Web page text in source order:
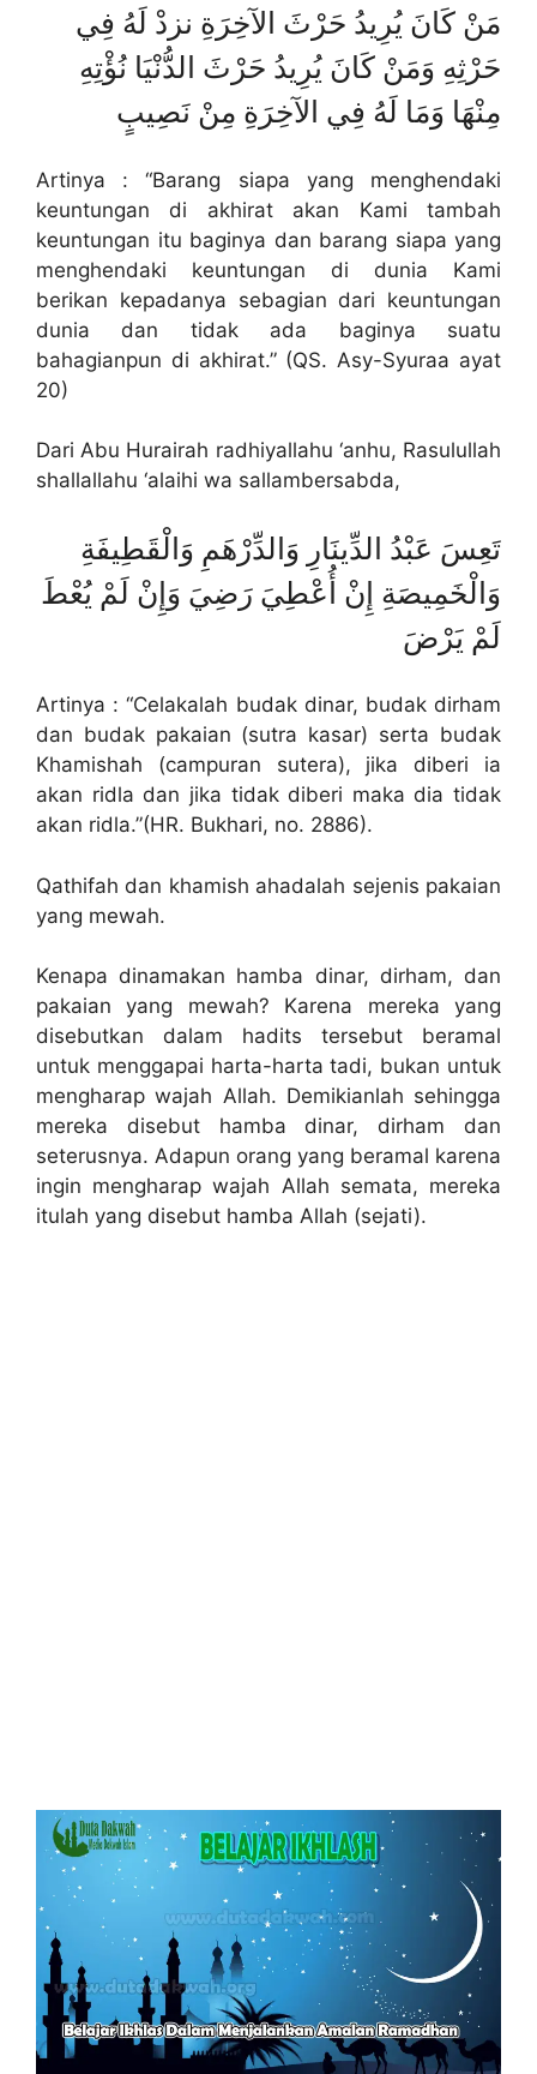
مَنْ كَانَ يُرِيدُ حَرْثَ الآخِرَةِ نزدْ لَهُ فِي
حَرْثِهِ وَمَنْ كَانَ يُرِيدُ حَرْثَ الدُّنْيَا نُؤْتِهِ
مِنْهَا وَمَا لَهُ فِي الآخِرَةِ مِنْ نَصِيبٍ
Artinya : “Barang siapa yang menghendaki
keuntungan di akhirat akan Kami tambah
keuntungan itu baginya dan barang siapa yang
menghendaki keuntungan di dunia Kami
berikan kepadanya sebagian dari keuntungan
dunia dan tidak ada baginya suatu
bahagianpun di akhirat.” (QS. Asy-Syuraa ayat
20)
Dari Abu Hurairah radhiyallahu ‘anhu, Rasulullah
shallallahu ‘alaihi wa sallambersabda,
تَعِسَ عَبْدُ الدِّينَارِ وَالدِّرْهَمِ وَالْقَطِيفَةِ
وَالْخَمِيصَةِ إِنْ أُعْطِيَ رَضِيَ وَإِنْ لَمْ يُعْطَ
لَمْ يَرْضَ
Artinya : “Celakalah budak dinar, budak dirham
dan budak pakaian (sutra kasar) serta budak
Khamishah (campuran sutera), jika diberi ia
akan ridla dan jika tidak diberi maka dia tidak
akan ridla.”(HR. Bukhari, no. 2886).
Qathifah dan khamish ahadalah sejenis pakaian
yang mewah.
Kenapa dinamakan hamba dinar, dirham, dan
pakaian yang mewah? Karena mereka yang
disebutkan dalam hadits tersebut beramal
untuk menggapai harta-harta tadi, bukan untuk
mengharap wajah Allah. Demikianlah sehingga
mereka disebut hamba dinar, dirham dan
seterusnya. Adapun orang yang beramal karena
ingin mengharap wajah Allah semata, mereka
itulah yang disebut hamba Allah (sejati).